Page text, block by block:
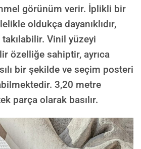
görünüm verir. İplikli bir
oldukça dayanıklıdır,
Vinil yüzeyi
özelliğe sahiptir, ayrıca
bir şekilde ve seçim posteri
3,20 metre
parça olarak basılır.